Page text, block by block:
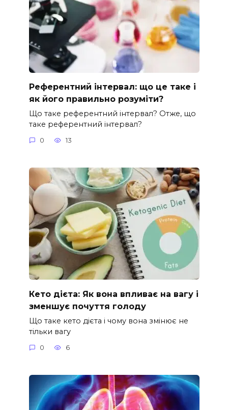
Референтний інтервал: що це таке і
як його правильно розуміти?
Що таке референтний інтервал? Отже, що
таке референтний інтервал?
0 13
Кето дієта: Як вона впливає на вагу і
зменшує почуття голоду
Що таке кето дієта і чому вона змінює не
тільки вагу
0 6